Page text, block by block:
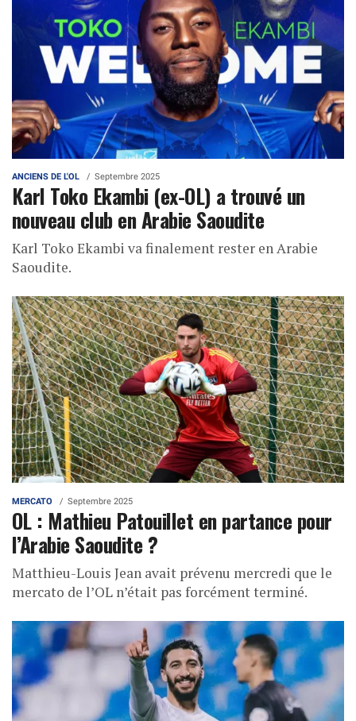
ANCIENS DE L'OL Septembre 2025
Karl Toko Ekambi (ex-OL) a trouvé un
nouveau club en Arabie Saoudite
Karl Toko Ekambi va finalement rester en Arabie
Saoudite.
MERCATO Septembre 2025
OL : Mathieu Patouillet en partance pour
l’Arabie Saoudite ?
Matthieu-Louis Jean avait prévenu mercredi que le
mercato de l’OL n’était pas forcément terminé.